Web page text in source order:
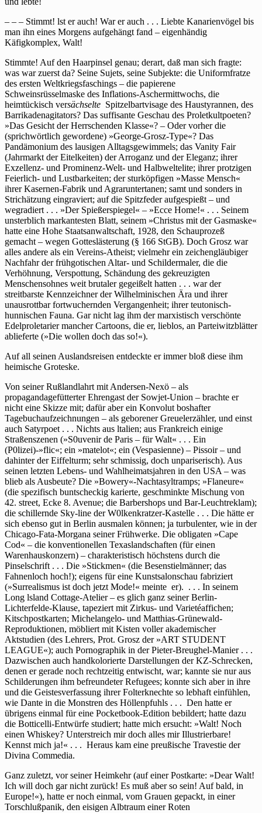
– – – Stimmt! lst er auch! War er auch . . . Liebte Kanarienvögel bis
man ihn eines Morgens aufgehängt fand – eigenhändig
Käfigkomplex, Walt!
Stimmte! Auf den Haarpinsel genau; derart, daß man sich fragte:
was war zuerst da? Seine Sujets, seine Subjekte: die Uniformfratze
des ersten Weltkriegsfaschings – die papierene
Schweinsrüsselmaske des Inflations-Aschermittwochs, die
heimtückisch versächselte Spitzelbartvisage des Haustyrannen, des
Barrikadenagitators? Das suffisante Geschau des Proletkultpoeten?
»Das Gesicht der Herrschenden Klasse«? – Oder vorher die
(sprichwörtlich gewordene) »George-Grosz-Type«? Das
Pandämonium des lausigen Alltagsgewimmels; das Vanity Fair
(Jahrmarkt der Eitelkeiten) der Arroganz und der Eleganz; ihrer
Exzellenz- und Prominenz-Welt- und Halbweltelite; ihrer protzigen
Feierlich- und Lustbarkeiten; der sturköpfigen »Masse Mensch«
ihrer Kasernen-Fabrik und Agraruntertanen; samt und sonders in
Strichätzung eingraviert; auf die Spitzfeder aufgespießt – und
wegradiert . . . »Der Spießerspiegel« – »Ecce Home!« . . . Seinem
unsterblich markantesten Blatt, seinem »Christus mit der Gasmaske«
hatte eine Hohe Staatsanwaltschaft, 1928, den Schauprozeß
gemacht – wegen Gotteslästerung (§ 166 StGB). Doch Grosz war
alles andere als ein Vereins-Atheist; vielmehr ein zeichengläubiger
Nachfahr der frühgotischen Altar- und Schildermaler, die die
Verhöhnung, Verspottung, Schändung des gekreuzigten
Menschensohnes weit brutaler gegeißelt hatten . . . war der
streitbarste Kennzeichner der Wilhelminischen Ära und ihrer
unausrottbar fortwuchernden Vergangenheit; ihrer teutonisch-
hunnischen Fauna. Gar nicht lag ihm der marxistisch verschönte
Edelproletarier mancher Cartoons, die er, lieblos, an Parteiwitzblätter
ablieferte (»Die wollen doch das so!«).
Auf all seinen Auslandsreisen entdeckte er immer bloß diese ihm
heimische Groteske.
Von seiner Rußlandlahrt mit Andersen-Nexö – als
propagandagefütterter Ehrengast der Sowjet-Union – brachte er
nicht eine Skizze mit; dafür aber ein Konvolut boshafter
Tagebuchaufzeichnungen – als geborener Greuelerzähler, und einst
auch Satyrpoet . . . Nichts aus ltalien; aus Frankreich einige
Straßenszenen (»S0uvenir de Paris – für Walt« . . . Ein
(P0lizei)-»flic«; ein »matelot«; ein (Vespasienne) – Pissoir – und
dahinter der Eiffelturm; sehr schmissig, doch unpariserisch). Aus
seinen letzten Lebens- und Wahlheimatsjahren in den USA – was
blieb als Ausbeute? Die »Bowery«-Nachtasyltramps; »Flaneure«
(die spezifisch buntscheckig karierte, geschminkte Mischung von
42. street, Ecke 8. Avenue; die Barbershops und Bar-Leuchtreklam);
die schillernde Sky-line der W0lkenkratzer-Kastelle . . . Die hätte er
sich ebenso gut in Berlin ausmalen können; ja turbulenter, wie in der
Chicago-Fata-Morgana seiner Frühwerke. Die obligaten »Cape
Cod« – die konventionellen Texaslandschaften (für einen
Warenhauskonzern) – charakteristisch höchstens durch die
Pinselschrift . . . Die »Stickmen« (die Besenstielmänner; das
Fahnenloch hoch!); eigens für eine Kunstsalonschau fabriziert
(»Surrealismus ist doch jetzt Mode!« meinte er). . . . In seinem
Long lsland Cottage-Atelier – es glich ganz seiner Berlin-
Lichterfelde-Klause, tapeziert mit Zirkus- und Varietéaffichen;
Kitschpostkarten; Michelangelo- und Matthias-Grünewald-
Reproduktionen, möbliert mit Kisten voller akademischer
Aktstudien (des Lehrers, Prot. Grosz der »ART STUDENT
LEAGUE«); auch Pornographik in der Pieter-Breughel-Manier . . .
Dazwischen auch handkolorierte Darstellungen der KZ-Schrecken,
denen er gerade noch rechtzeitig entwischt, war; kannte sie nur aus
Schilderungen ihm befreundeter Refugees; konnte sich aber in ihre
und die Geistesverfassung ihrer Folterknechte so lebhaft einfühlen,
wie Dante in die Monstren des Höllenpfuhls . . . Den hatte er
übrigens einmal für eine Pocketbook-Edition bebildert; hatte dazu
die Botticelli-Entwürfe studiert; hatte mich ersucht: »Walt! Noch
einen Whiskey? Unterstreich mir doch alles mir Illustrierbare!
Kennst mich ja!« . . . Heraus kam eine preußische Travestie der
Divina Commedia.
Ganz zuletzt, vor seiner Heimkehr (auf einer Postkarte: »Dear Walt!
Ich will doch gar nicht zurück! Es muß aber so sein! Auf bald, in
Europe!«), hatte er noch einmal, vom Grauen gepackt, in einer
Torschlußpanik, den eisigen Albtraum einer Roten